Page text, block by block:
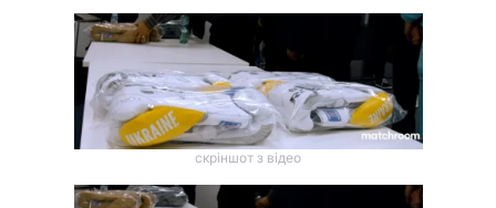
скріншот з відео